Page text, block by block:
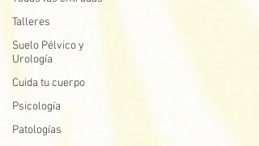
Talleres
Suelo Pélvico y
Urología
Cuida tu cuerpo
Psicología
Patologías